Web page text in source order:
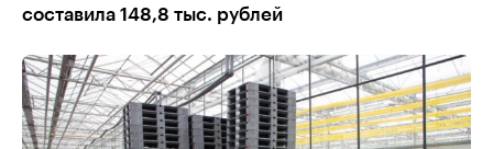
составила 148,8 тыс. рублей